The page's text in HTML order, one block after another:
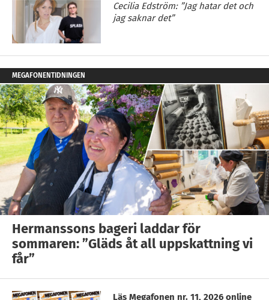
Cecilia Edström: ”Jag hatar det och
jag saknar det”
MEGAFONENTIDNINGEN
Hermanssons bageri laddar för
sommaren: ”Gläds åt all uppskattning vi
får”
Läs Megafonen nr. 11, 2026 online